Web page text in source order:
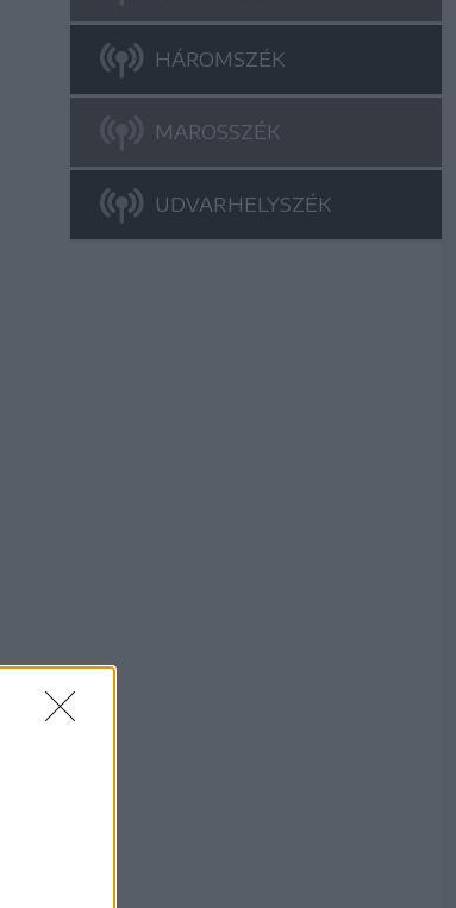
HÁROMSZÉK
MAROSSZÉK
UDVARHELYSZÉK